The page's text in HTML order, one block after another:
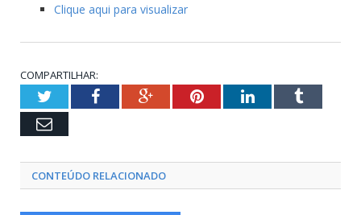
Clique aqui para visualizar
COMPARTILHAR:
TwitterFacebookGoogle+PinterestLinkedInTumblr
Email
CONTEÚDO RELACIONADO